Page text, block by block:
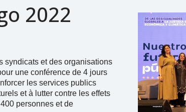
2022
syndicats et des organisations
une conférence de 4 jours
les services publics
et à lutter contre les effets
personnes et de